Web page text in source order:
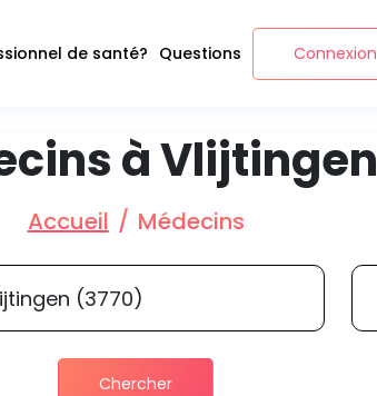
de santé? Questions Connexion
à Vlijtingen
Accueil Médecins
Chercher